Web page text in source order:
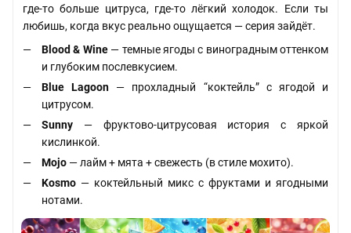
где-то больше цитруса, где-то лёгкий холодок. Если ты
любишь, когда вкус реально ощущается — серия зайдёт.
Blood & Wine— темные ягоды с виноградным оттенком
и глубоким послевкусием.
Blue Lagoon — прохладный “коктейль” с ягодой и
цитрусом.
Sunny — фруктово-цитрусовая история с яркой
кислинкой.
Mojo — лайм + мята + свежесть (в стиле мохито).
Kosmo — коктейльный микс с фруктами и ягодными
нотами.